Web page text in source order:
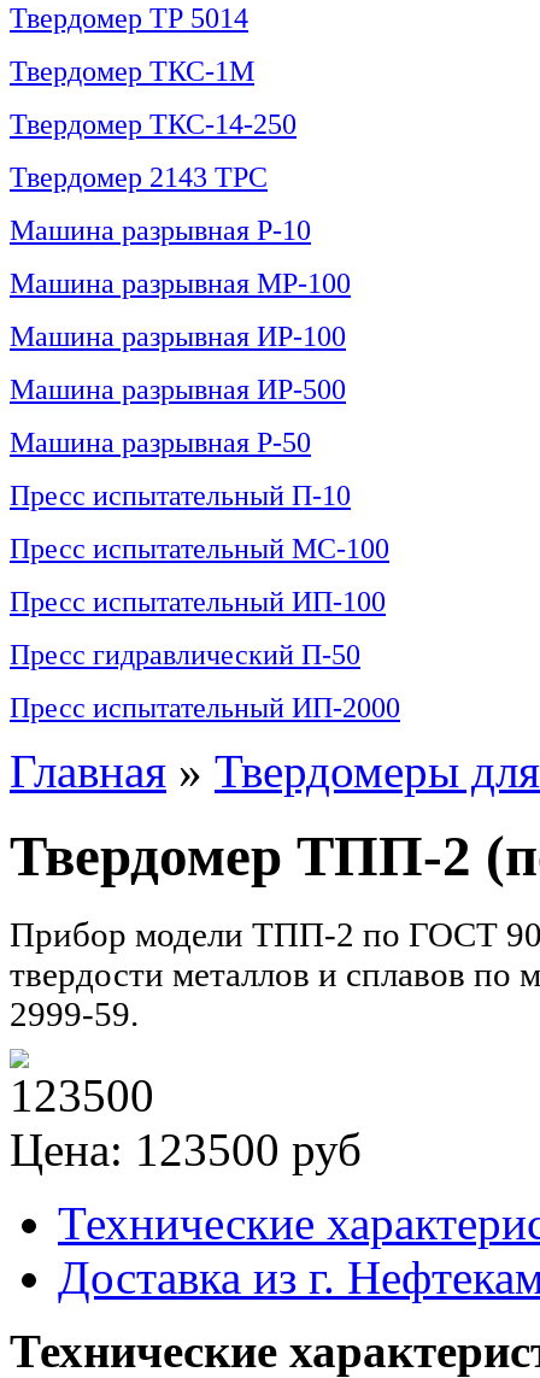
Твердомер ТР 5014
Твердомер ТКС-1М
Твердомер ТКС-14-250
Твердомер 2143 ТРС
Машина разрывная Р-10
Машина разрывная МР-100
Машина разрывная ИР-100
Машина разрывная ИР-500
Машина разрывная Р-50
Пресс испытательный П-10
Пресс испытательный МС-100
Пресс испытательный ИП-100
Пресс гидравлический П-50
Пресс испытательный ИП-2000
Главная » Твердомеры
Твердомер ТПП-2
Прибор модели ТПП-2 по ГОСТ
твердости металлов и сплавов по
2999-59.
Цена: 123500 руб
Технические
Доставка из г.
Технические